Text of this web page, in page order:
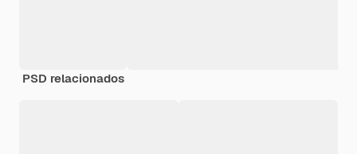
PSD relacionados